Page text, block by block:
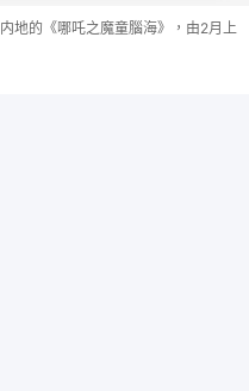
地的《哪吒之魔童腦海》，由2月上